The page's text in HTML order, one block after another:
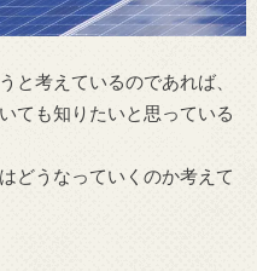
と考えているのであれば、
ても知りたいと思っている
どうなっていくのか考えて